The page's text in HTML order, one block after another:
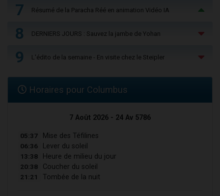
7 Résumé de la Paracha Réé en animation Vidéo IA
8 DERNIERS JOURS : Sauvez la jambe de Yohan
9 L'édito de la semaine - En visite chez le Steipler
Horaires pour Columbus
7 Août 2026 - 24 Av 5786
05:37 Mise des Téfilines
06:36 Lever du soleil
13:38 Heure de milieu du jour
20:38 Coucher du soleil
21:21 Tombée de la nuit